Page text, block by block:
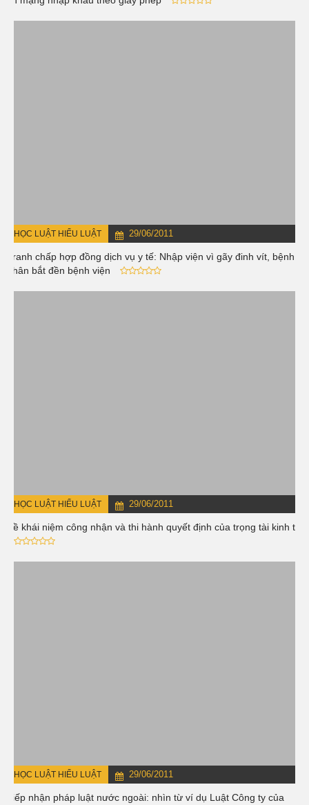
HỌC LUẬT HIỂU LUẬT 29/06/2011
Tranh chấp hợp đồng dịch vụ y tế: Nhập viện vì gãy đinh vít, bệnh
nhân bắt đền bệnh viện
HỌC LUẬT HIỂU LUẬT 29/06/2011
Về khái niệm công nhận và thi hành quyết định của trọng tài kinh tế
HỌC LUẬT HIỂU LUẬT 29/06/2011
Tiếp nhận pháp luật nước ngoài: nhìn từ ví dụ Luật Công ty của